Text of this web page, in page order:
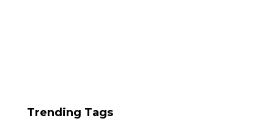
Trending Tags